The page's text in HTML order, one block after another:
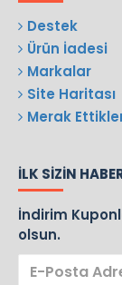
Destek
Ürün İadesi
Markalar
Site Haritası
Merak
İLK SIZIN
İndirim
olsun.